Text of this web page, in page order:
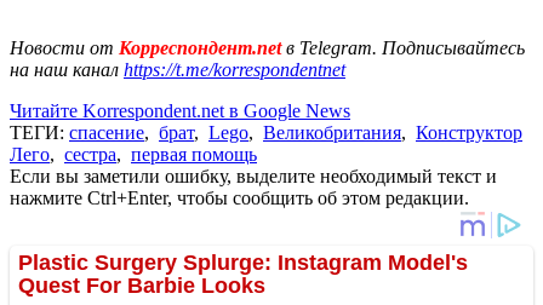
Новости от Корреспондент.netв Telegram. Подписывайтесь
на наш канал https://t.me/korrespondentnet
Читайте Korrespondent.net в Google News
ТЕГИ: спасение, брат, Lego, Великобритания, Конструктор
Лего, сестра, первая помощь
Если вы заметили ошибку, выделите необходимый текст и
нажмите Ctrl+Enter, чтобы сообщить об этом редакции.